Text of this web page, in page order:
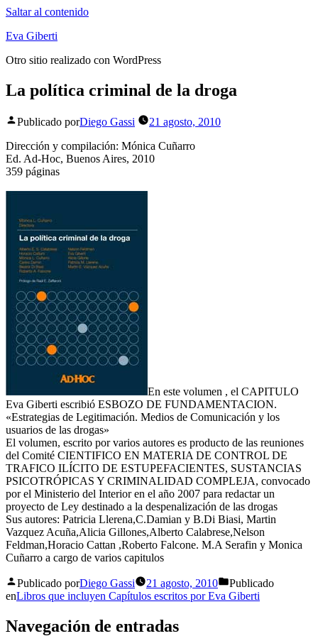
Saltar al contenido
Eva Giberti
Otro sitio realizado con WordPress
La política criminal de la droga
Publicado porDiego Gassi
21 agosto, 2010
Dirección y compilación: Mónica Cuñarro
Ed. Ad-Hoc, Buenos Aires, 2010
359 páginas
En este volumen , el CAPITULO
Eva Giberti escribió ESBOZO DE FUNDAMENTACION.
«Estrategias de Legitimación. Medios de Comunicación y los
usuarios de las drogas»
El volumen, escrito por varios autores es producto de las reuniones
del Comité CIENTIFICO EN MATERIA DE CONTROL DE
TRAFICO ILÍCITO DE ESTUPEFACIENTES, SUSTANCIAS
PSICOTRÓPICAS Y CRIMINALIDAD COMPLEJA, convocado
por el Ministerio del Interior en el año 2007 para redactar un
proyecto de Ley destinado a la despenalización de las drogas
Sus autores: Patricia Llerena,C.Damian y B.Di Biasi, Martin
Vazquez Acuña,Alicia Gillones,Alberto Calabrese,Nelson
Feldman,Horacio Cattan ,Roberto Falcone. M.A Serafin y Monica
Cuñarro a cargo de varios capitulos
Publicado porDiego Gassi 21 agosto, 2010
Publicado
enLibros que incluyen Capítulos escritos por Eva Giberti
Navegación de entradas